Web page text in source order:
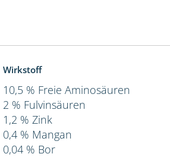
Wirkstoff
10,5 % Freie Aminosäuren
2 % Fulvinsäuren
1,2 % Zink
0,4 % Mangan
0,04 % Bor